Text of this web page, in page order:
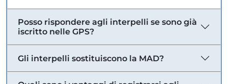
Posso rispondere agli interpelli se sono già
iscritto nelle GPS?
Gli interpelli sostituiscono la MAD?